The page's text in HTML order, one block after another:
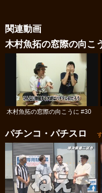
関連動画
木村魚拓の窓際の向こ
木村魚拓の窓際の向こうに #30
パチンコ・パチスロ